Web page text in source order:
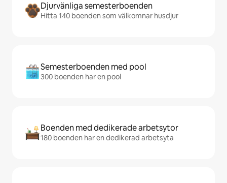
Djurvänliga semesterboenden
Hitta 140 boenden som välkomnar husdjur
Semesterboenden med pool
300 boenden har en pool
Boenden med dedikerade arbetsytor
180 boenden har en dedikerad arbetsyta